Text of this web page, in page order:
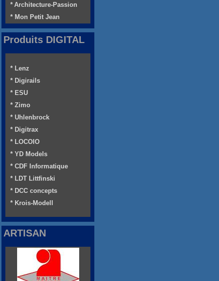
* Architecture-Passion
* Mon Petit Jean
Produits DIGITAL
* Lenz
* Digirails
* ESU
* Zimo
* Uhlenbrock
* Digitrax
* LOCOIO
* YD Models
* CDF Informatique
* LDT Littfinski
* DCC concepts
* Krois-Modell
ARTISAN